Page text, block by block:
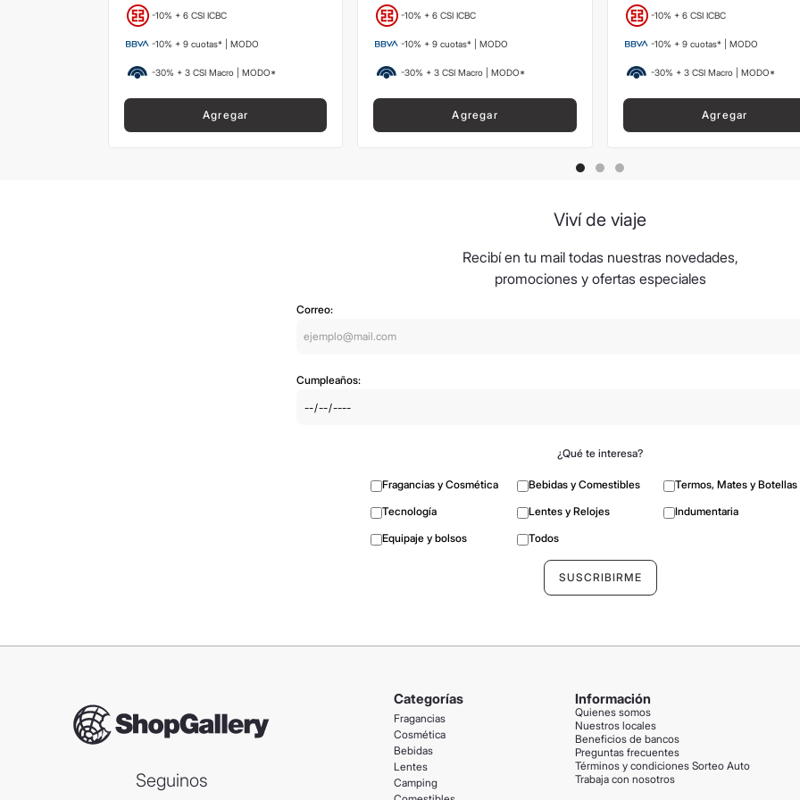
-10% + 6 CSI ICBC
-10% + 9 cuotas* | MODO
-30% + 3 CSI Macro | MODO*
Agregar
-10% + 6 CSI ICBC
-10% + 9 cuotas* | MODO
-30% + 3 CSI Macro | MODO*
Agregar
-10% + 6 CSI ICBC
-10% + 9 cuotas* | MODO
-30% + 3 CSI Macro | MODO*
Agregar
Viví de viaje
Recibí en tu mail todas nuestras novedades,
promociones y ofertas especiales
Correo:
Cumpleaños:
¿Qué te interesa?
Fragancias y Cosmética Bebidas y Comestibles
Termos, Mates y Botellas
Tecnología
Lentes y Relojes
Indumentaria
Equipaje y bolsos
Todos
Seguinos
Categorías
Fragancias
Cosmética
Bebidas
Lentes
Camping
Información
Quienes somos
Nuestros locales
Beneficios de bancos
Preguntas frecuentes
Términos y condiciones Sorteo Auto
Trabaja con nosotros